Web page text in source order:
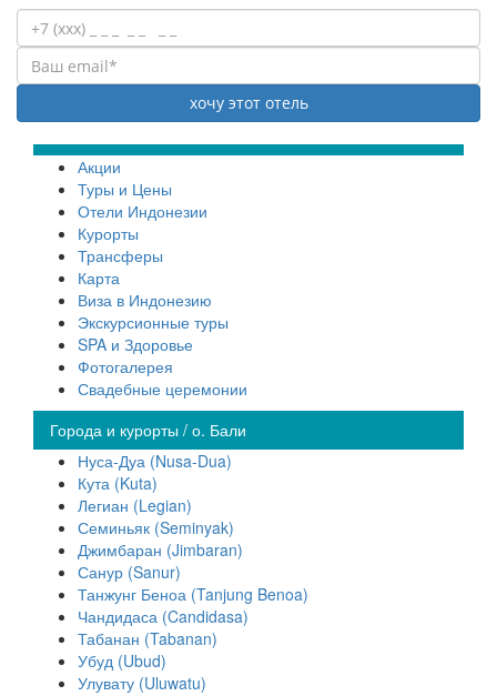
Акции
Туры и Цены
Отели Индонезии
Курорты
Трансферы
Карта
Виза в Индонезию
Экскурсионные туры
SPA и Здоровье
Фотогалерея
Свадебные церемонии
Города и курорты / о. Бали
Нуса-Дуа (Nusa-Dua)
Кута (Kuta)
Легиан (Legian)
Семиньяк (Seminyak)
Джимбаран (Jimbaran)
Санур (Sanur)
Танжунг Беноа (Tanjung Benoa)
Чандидаса (Candidasa)
Табанан (Tabanan)
Убуд (Ubud)
Улувату (Uluwatu)